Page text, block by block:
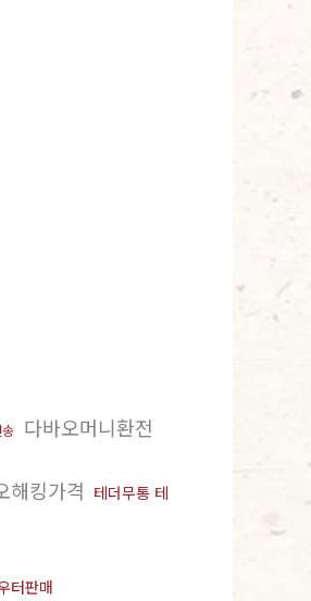
다바오머니환전
해킹가격 테더무통 테
터판매